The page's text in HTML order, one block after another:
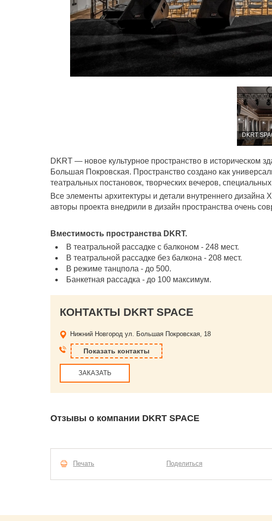
DKRT
DKRT — новое культурное пространство в историческом
Большая Покровская. Пространство создано как
театральных постановок, творческих вечеров,
Все элементы архитектуры и детали внутреннего
авторы проекта внедрили в дизайн пространства очень
Вместимость пространства DKRT.
В театральной рассадке с балконом - 248 мест.
В театральной рассадке без балкона - 208 мест.
В режиме танцпола - до 500.
Банкетная рассадка - до 100 максимум.
КОНТАКТЫ DKRT SPACE
Нижний Новгород ул. Большая Покровская, 18
Показать контакты
ЗАКАЗАТЬ
Отзывы о компании DKRT SPACE
Печать Поделиться